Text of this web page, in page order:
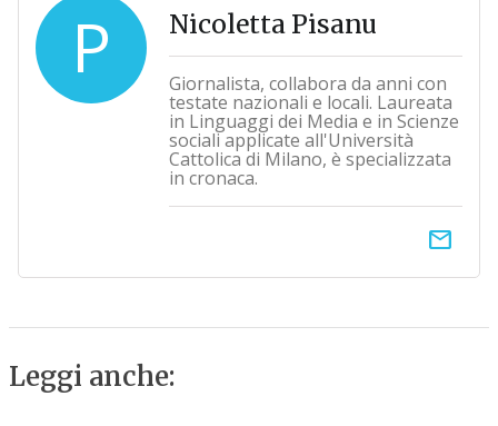
P Nicoletta Pisanu
Giornalista, collabora da anni con
testate nazionali e locali. Laureata
in Linguaggi dei Media e in Scienze
sociali applicate all'Università
Cattolica di Milano, è specializzata
in cronaca.
email
Leggi anche: